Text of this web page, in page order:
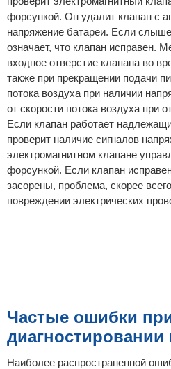
форсункой. Он удалит клапан с
напряжение батареи. Если
означает, что клапан исправен.
входное отверстие клапана во
также при прекращении подачи
потока воздуха при наличии
от скорости потока воздуха при
Если клапан работает
проверит наличие сигналов
электромагнитном клапане
форсункой. Если клапан
засорены, проблема, скорее
повреждении электрических
Частые ошибки
диагностировании
Наиболее распространенной